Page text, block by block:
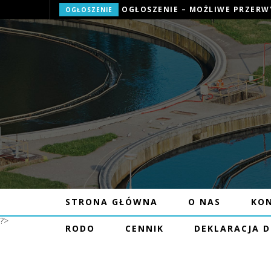
OGŁOSZENIE
STRONA GŁÓWNA O NAS
RODO CENNIK DEKLARACJA
?>